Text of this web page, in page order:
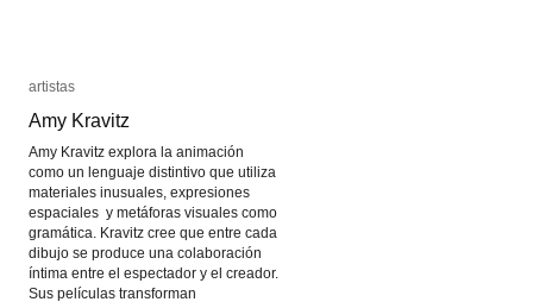
artistas
Amy Kravitz
Amy Kravitz explora la animación
como un lenguaje distintivo que utiliza
materiales inusuales, expresiones
espaciales y metáforas visuales como
gramática. Kravitz cree que entre cada
dibujo se produce una colaboración
íntima entre el espectador y el creador.
Sus películas transforman
artistas
Amy Kravitz